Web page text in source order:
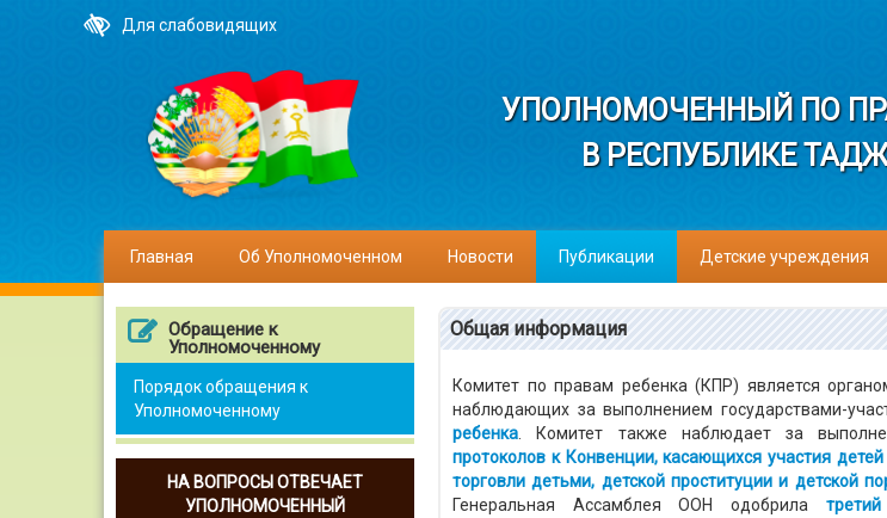
Для слабовидящих
УПОЛНОМОЧЕННЫЙ ПО
В РЕСПУБЛИКЕ
Главная Об Уполномоченном Новости Публикации Детские учреждения
Обращение к
Уполномоченному
Порядок обращения к
Уполномоченному
НА ВОПРОСЫ ОТВЕЧАЕТ
УПОЛНОМОЧЕННЫЙ
Общая информация
Комитет по правам ребенка (КПР) является
наблюдающих за выполнением государствами-
ребенка . Комитет также наблюдает за
протоколов к Конвенции, касающихся участия
торговли детьми, детской проституции и детской
Генеральная Ассамблея ООН одобрила